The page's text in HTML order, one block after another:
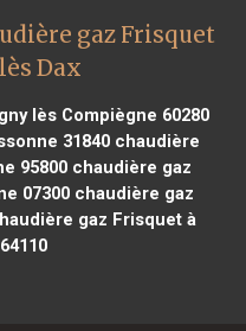
gaz Frisquet
Dax
lès Compiègne 60280
31840 chaudière
95800 chaudière gaz
07300 chaudière gaz
gaz Frisquet à